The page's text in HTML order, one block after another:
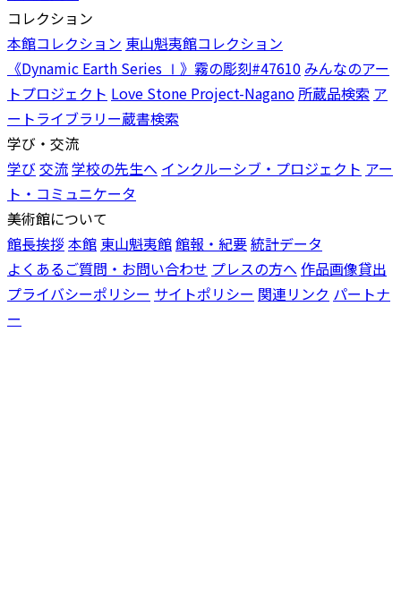
コレクション
本館コレクション 東山魁夷館コレクション
《Dynamic Earth Series Ⅰ》霧の彫刻#47610 みんなのアー
トプロジェクト Love Stone Project-Nagano所蔵品検索 ア
ートライブラリー蔵書検索
学び・交流
学び 交流学校の先生へ インクルーシブ・プロジェクト アー
ト・コミュニケータ
美術館について
館長挨拶本館 東山魁夷館館報・紀要統計データ
よくあるご質問・お問い合わせ プレスの方へ 作品画像貸出
プライバシーポリシー サイトポリシー 関連リンク パートナ
ー